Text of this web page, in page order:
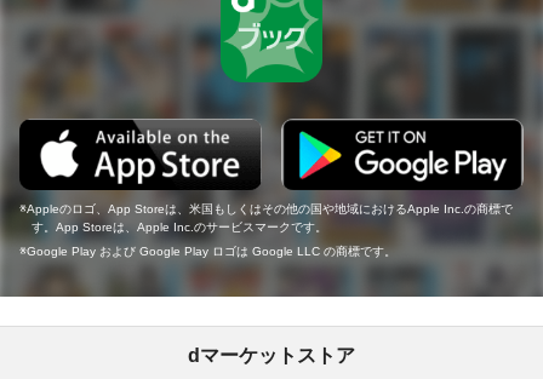
Appleのロゴ、App Storeは、米国もしくはその他の国や地域におけるApple Inc.の商標で
す。App Storeは、Apple Inc.のサービスマークです。
Google Play および Google Play ロゴは Google LLC の商標です。
dマーケットストア